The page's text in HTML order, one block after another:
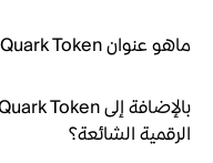
ماهو عنوان Alpha Quark Token؟
الرقمية الشائعة؟